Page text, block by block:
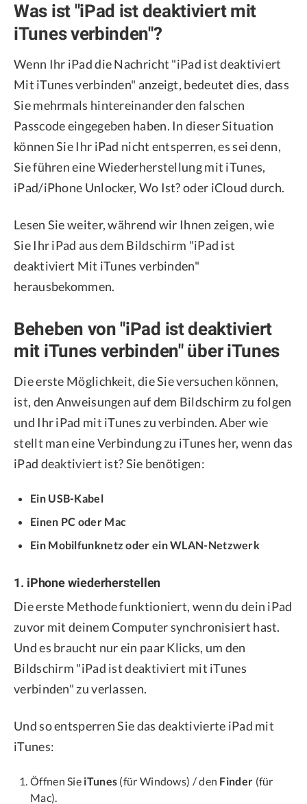
Was ist "iPad ist deaktiviert mit
iTunes verbinden"?
Wenn Ihr iPad die Nachricht "iPad ist deaktiviert
Mit iTunes verbinden" anzeigt, bedeutet dies, dass
Sie mehrmals hintereinander den falschen
Passcode eingegeben haben. In dieser Situation
können Sie Ihr iPad nicht entsperren, es sei denn,
Sie führen eine Wiederherstellung mit iTunes,
iPad/iPhone Unlocker, Wo Ist? oder iCloud durch.
Lesen Sie weiter, während wir Ihnen zeigen, wie
Sie Ihr iPad aus dem Bildschirm "iPad ist
deaktiviert Mit iTunes verbinden"
herausbekommen.
Beheben von "iPad ist deaktiviert
mit iTunes verbinden" über iTunes
Die erste Möglichkeit, die Sie versuchen können,
ist, den Anweisungen auf dem Bildschirm zu folgen
und Ihr iPad mit iTunes zu verbinden. Aber wie
stellt man eine Verbindung zu iTunes her, wenn das
iPad deaktiviert ist? Sie benötigen:
Ein USB-Kabel
Einen PC oder Mac
Ein Mobilfunknetz oder ein WLAN-Netzwerk
1. iPhone wiederherstellen
Die erste Methode funktioniert, wenn du dein iPad
zuvor mit deinem Computer synchronisiert hast.
Und es braucht nur ein paar Klicks, um den
Bildschirm "iPad ist deaktiviert mit iTunes
verbinden" zu verlassen.
Und so entsperren Sie das deaktivierte iPad mit
iTunes:
Öffnen Sie iTunes (für Windows) / den Finder (für
Mac).